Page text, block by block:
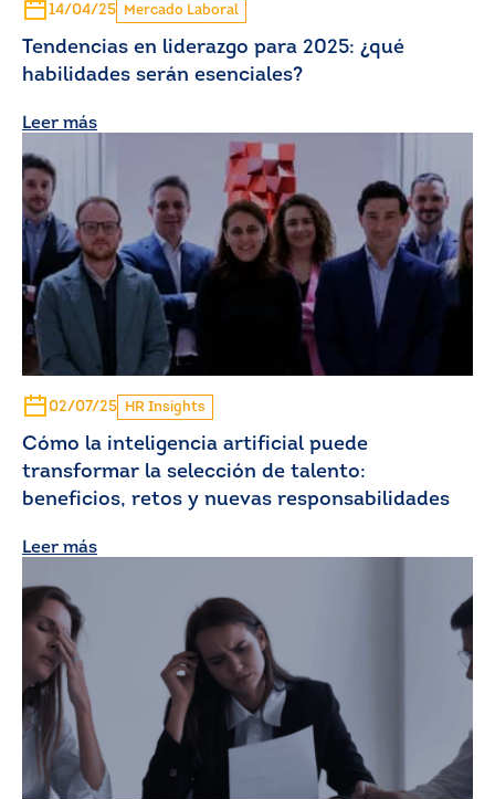
14/04/25 Mercado Laboral
Tendencias en liderazgo para 2025: ¿qué
habilidades serán esenciales?
Leer más
02/07/25 HR Insights
Cómo la inteligencia artificial puede
transformar la selección de talento:
beneficios, retos y nuevas responsabilidades
Leer más